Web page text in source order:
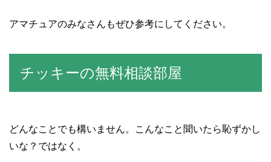
アマチュアのみなさんもぜひ参考にしてください。
チッキーの無料相談部屋
どんなことでも構いません。こんなこと聞いたら恥ずかし
いな？ではなく。